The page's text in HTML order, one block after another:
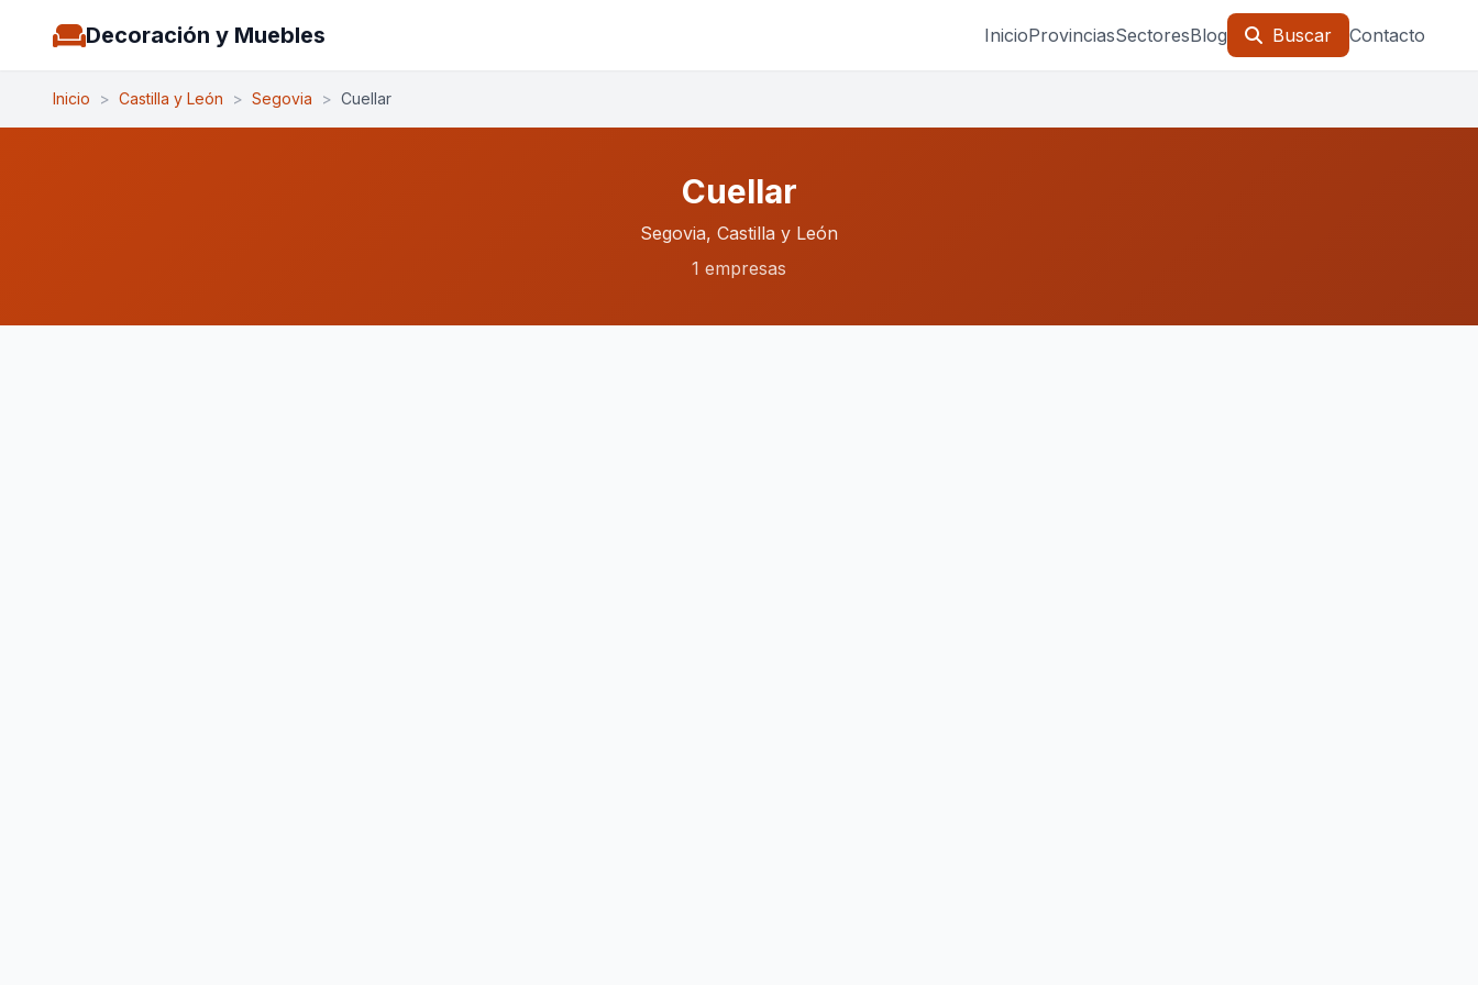
Decoración y Muebles InicioProvinciasSectoresBlog Buscar Contacto
Inicio > Castilla y León > Segovia > Cuellar
Cuellar
Segovia, Castilla y León
1 empresas